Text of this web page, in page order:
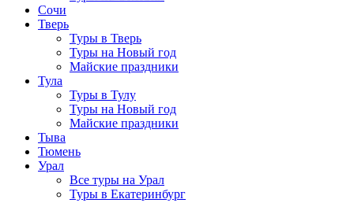
Сочи
Тверь
Туры в Тверь
Туры на Новый год
Майские праздники
Тула
Туры в Тулу
Туры на Новый год
Майские праздники
Тыва
Тюмень
Урал
Все туры на Урал
Туры в Екатеринбург